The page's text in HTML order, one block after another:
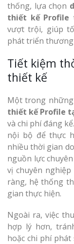
thống, lựa chọn
thiết kế Profile
vượt trội, giúp
phát triển thương
Tiết kiệm
thiết kế
Một trong
thiết kế Profile
và chi phí đáng
nội bộ để thực
nhiều thời gian
nguồn lực
vị chuyên
ràng, hệ thống
gian thực hiện.
Ngoài ra, việc
hợp lý hơn,
hoặc chi phí